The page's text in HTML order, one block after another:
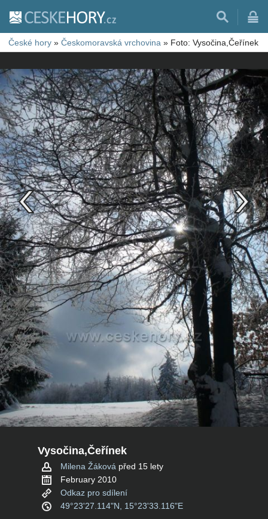
České hory » Českomoravská vrchovina » Foto: Vysočina,Čeřínek
Vysočina,Čeřínek
Milena Žáková před 15 lety
February 2010
Odkaz pro sdílení
49°23'27.114"N, 15°23'33.116"E